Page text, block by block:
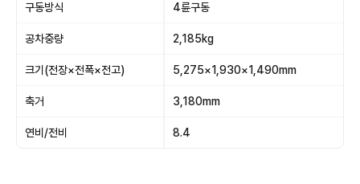
구동방식 4륜구동
공차중량 2,185kg
크기(전장×전폭×전고) 5,275×1,930×1,490mm
축거 3,180mm
연비/전비 8.4